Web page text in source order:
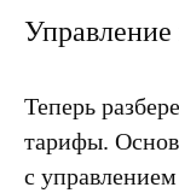
Теперь
тарифы.
с